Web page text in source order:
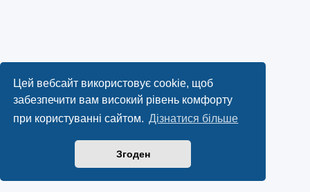
Цей вебсайт використовує cookie, щоб
забезпечити вам високий рівень комфорту
при користуванні сайтом. Дізнатися більше
Згоден